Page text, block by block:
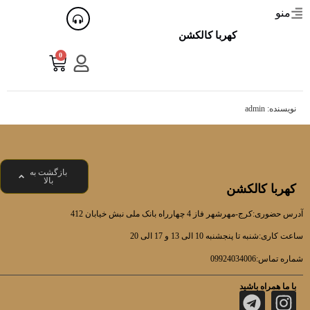
منو
کهربا کالکشن
0
نویسنده: admin
بازگشت به
بالا
کهربا کالکشن
آدرس حضوری:کرج-مهرشهر فاز 4 چهارراه بانک ملی نبش خیابان 412
ساعت کاری:شنبه تا پنجشنبه 10 الی 13 و 17 الی 20
شماره تماس:09924034006
با ما همراه باشید